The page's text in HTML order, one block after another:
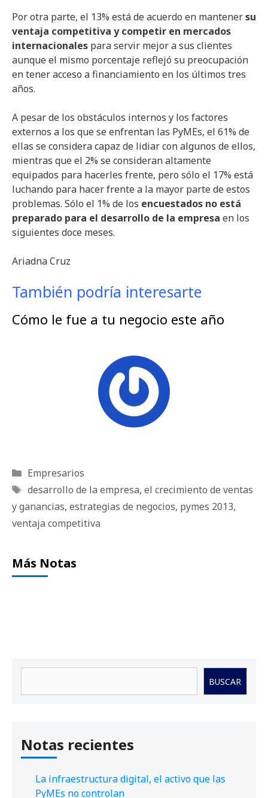
Por otra parte, el 13% está de acuerdo en mantenersu
ventaja competitiva y competir en mercados
internacionales para servir mejor a sus clientes
aunque el mismo porcentaje reflejó su preocupación
en tener acceso a financiamiento en los últimos tres
años.
A pesar de los obstáculos internos y los factores
externos a los que se enfrentan las PyMEs, el 61% de
ellas se considera capaz de lidiar con algunos de ellos,
mientras que el 2% se consideran altamente
equipados para hacerles frente, pero sólo el 17% está
luchando para hacer frente a la mayor parte de estos
problemas. Sólo el 1% de los encuestados no está
preparado para el desarrollo de la empresa en los
siguientes doce meses.
Ariadna Cruz
También podría interesarte
Cómo le fue a tu negocio este año
Categorías
Empresarios
Etiquetas
desarrollo de la empresa, el crecimiento de ventas
y ganancias, estrategias de negocios, pymes 2013,
ventaja competitiva
Más Notas
BUSCAR
Notas recientes
La infraestructura digital, el activo que las
PyMEs no controlan